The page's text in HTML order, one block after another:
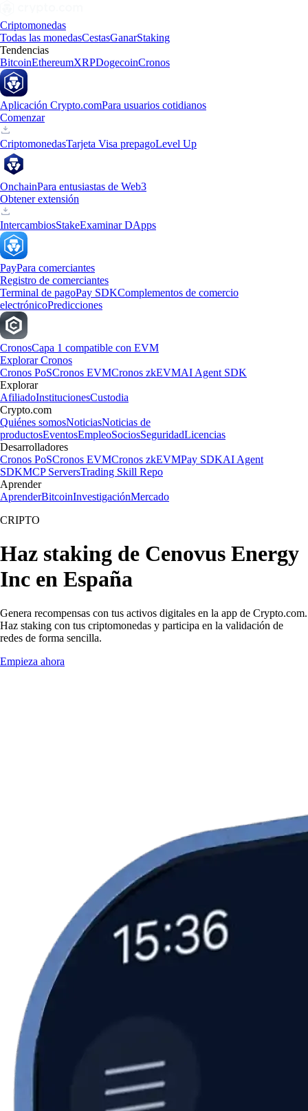
Criptomonedas
Todas las monedasCestasGanarStaking
Tendencias
BitcoinEthereumXRPDogecoinCronos
Aplicación Crypto.comPara usuarios cotidianos
Comenzar
CriptomonedasTarjeta Visa prepagoLevel Up
OnchainPara entusiastas de Web3
Obtener extensión
IntercambiosStakeExaminar DApps
PayPara comerciantes
Registro de comerciantes
Terminal de pagoPay SDKComplementos de comercio
electrónicoPredicciones
CronosCapa 1 compatible con EVM
Explorar Cronos
Cronos PoSCronos EVMCronos zkEVMAI Agent SDK
Explorar
AfiliadoInstitucionesCustodia
Crypto.com
Quiénes somosNoticiasNoticias de
productosEventosEmpleoSociosSeguridadLicencias
Desarrolladores
Cronos PoSCronos EVMCronos zkEVMPay SDKAI Agent
SDKMCP ServersTrading Skill Repo
Aprender
AprenderBitcoinInvestigaciónMercado
CRIPTO
Haz staking de Cenovus Energy
Inc en España
Genera recompensas con tus activos digitales en la app de Crypto.com.
Haz staking con tus criptomonedas y participa en la validación de
redes de forma sencilla.
Empieza ahora